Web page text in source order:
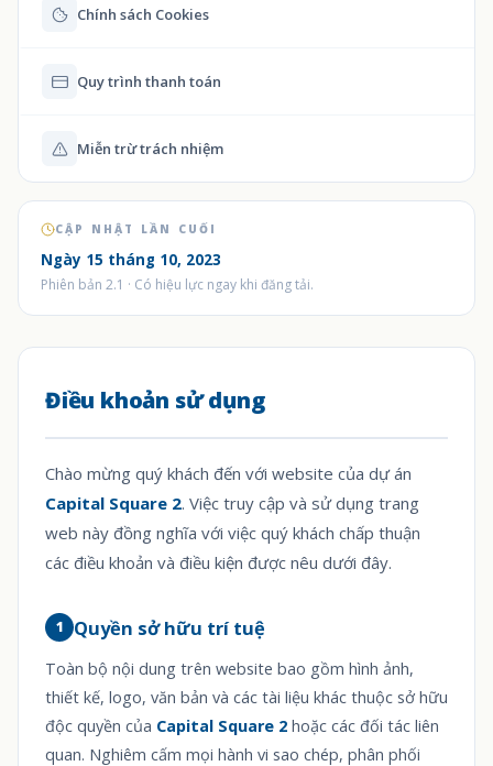
Chính sách Cookies
Quy trình thanh toán
Miễn trừ trách nhiệm
CẬP NHẬT LẦN CUỐI
Ngày 15 tháng 10, 2023
Phiên bản 2.1 · Có hiệu lực ngay khi đăng tải.
Điều khoản sử dụng
Chào mừng quý khách đến với website của dự án
Capital Square 2. Việc truy cập và sử dụng trang
web này đồng nghĩa với việc quý khách chấp thuận
các điều khoản và điều kiện được nêu dưới đây.
1 Quyền sở hữu trí tuệ
Toàn bộ nội dung trên website bao gồm hình ảnh,
thiết kế, logo, văn bản và các tài liệu khác thuộc sở hữu
độc quyền của Capital Square 2 hoặc các đối tác liên
quan. Nghiêm cấm mọi hành vi sao chép, phân phối